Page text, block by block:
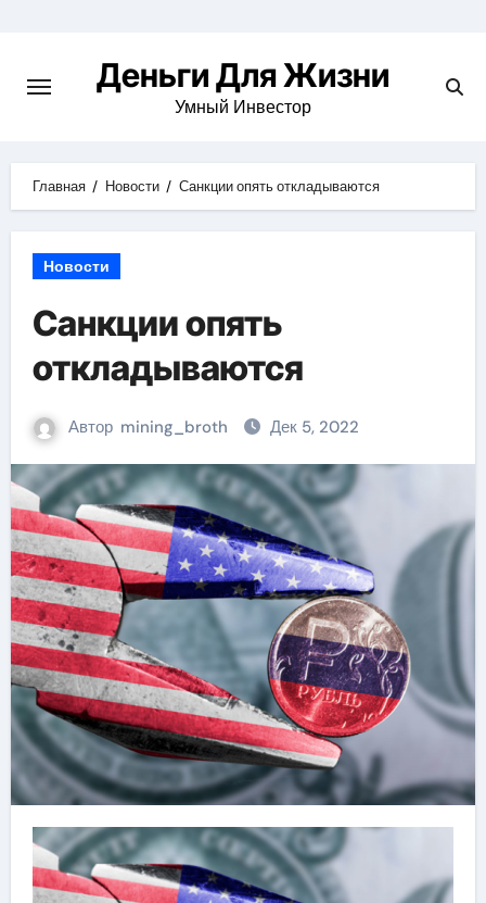
содержимомуДеньги Для Жизни
Умный Инвестор
Главная Новости Санкции опять откладываются
Новости
Санкции опять
откладываются
Автор mining_broth Дек 5, 2022